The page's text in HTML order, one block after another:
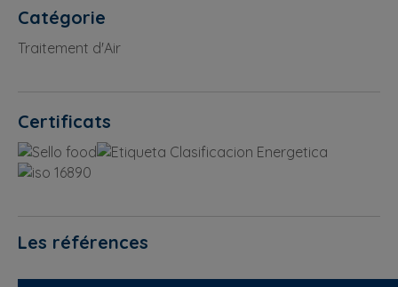
Catégorie
Traitement d'Air
Certificats
Les références